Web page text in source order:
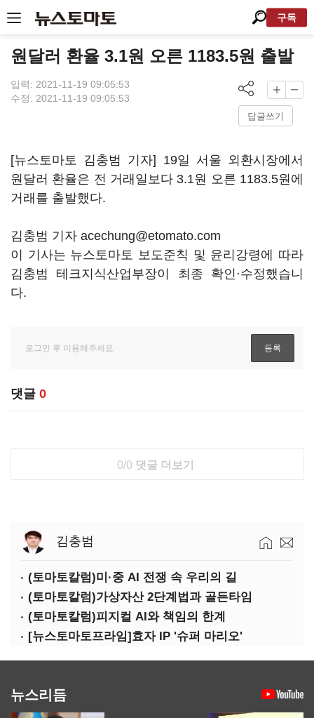
구독
원달러 환율 3.1원 오른 1183.5원 출발
입력: 2021-11-19 09:05:53
수정: 2021-11-19 09:05:53
답글쓰기
[뉴스토마토 김충범 기자] 19일 서울 외환시장에서
원달러 환율은 전 거래일보다 3.1원 오른 1183.5원에
거래를 출발했다.
김충범 기자 acechung@etomato.com
이 기사는 뉴스토마토 보도준칙 및 윤리강령에 따라
김충범 테크지식산업부장이 최종 확인·수정했습니
다.
댓글 0
0/0 댓글 더보기
김충범
(토마토칼럼)미·중 AI 전쟁 속 우리의 길
(토마토칼럼)가상자산 2단계법과 골든타임
(토마토칼럼)피지컬 AI와 책임의 한계
[뉴스토마토프라임]효자 IP '슈퍼 마리오'
뉴스리듬